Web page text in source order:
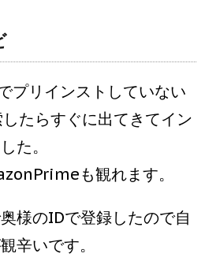
プリインストしていない
たらすぐに出てきてイン
た。
も観れます。
様のIDで登録したので自
辛いです。